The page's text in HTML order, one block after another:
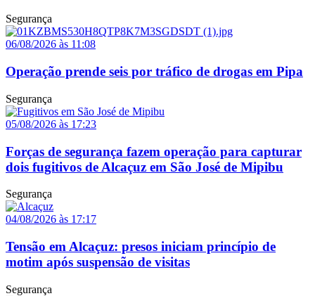
Segurança
06/08/2026 às 11:08
Operação prende seis por tráfico de drogas em Pipa
Segurança
05/08/2026 às 17:23
Forças de segurança fazem operação para capturar
dois fugitivos de Alcaçuz em São José de Mipibu
Segurança
04/08/2026 às 17:17
Tensão em Alcaçuz: presos iniciam princípio de
motim após suspensão de visitas
Segurança